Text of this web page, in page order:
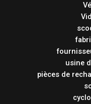
usine
pièces de